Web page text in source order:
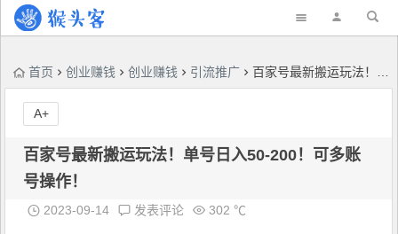
首页 创业赚钱 创业赚钱 引流推广 百家号最新搬运玩法！单号日入50-200！可多账号操作！
百家号最新搬运玩法！单号日入50-200！可多账
号操作！
2023-09-14 发表评论 302 ℃
A+